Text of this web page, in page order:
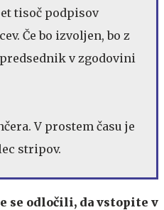
tisoč podpisov
Če bo izvoljen, bo z
v zgodovini
V prostem času je
stripov.
se odločili, da vstopite v